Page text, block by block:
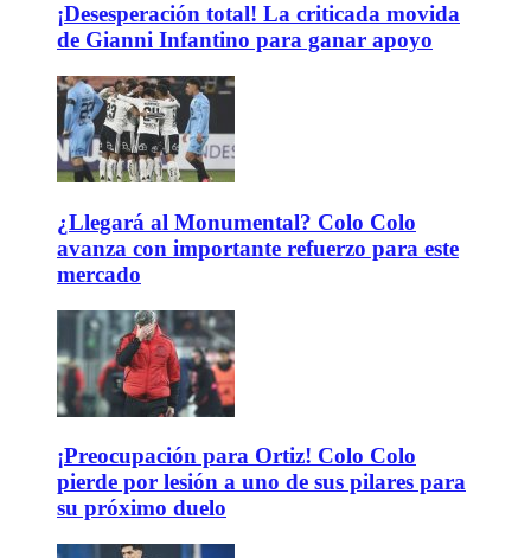
¡Desesperación total! La criticada movida
de Gianni Infantino para ganar apoyo
¿Llegará al Monumental? Colo Colo
avanza con importante refuerzo para este
mercado
¡Preocupación para Ortiz! Colo Colo
pierde por lesión a uno de sus pilares para
su próximo duelo